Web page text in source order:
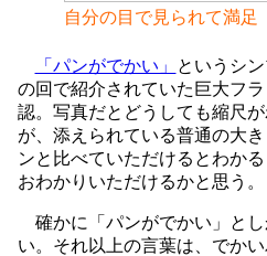
自分の目で見られて満足
「パンがでかい」
というシ
の回で紹介されていた巨大フ
認。写真だとどうしても縮尺
が、添えられている普通の大
ンと比べていただけるとわか
おわかりいただけるかと思う。
確かに「パンがでかい」と
い。それ以上の言葉は、でか